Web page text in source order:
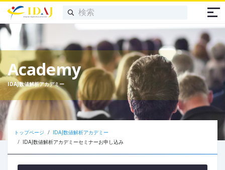
Academy
IDAJ数値解析アカデミー
トップページ
IDAJ数値解析アカデミー
IDAJ数値解析アカデミーセミナーお申し込み